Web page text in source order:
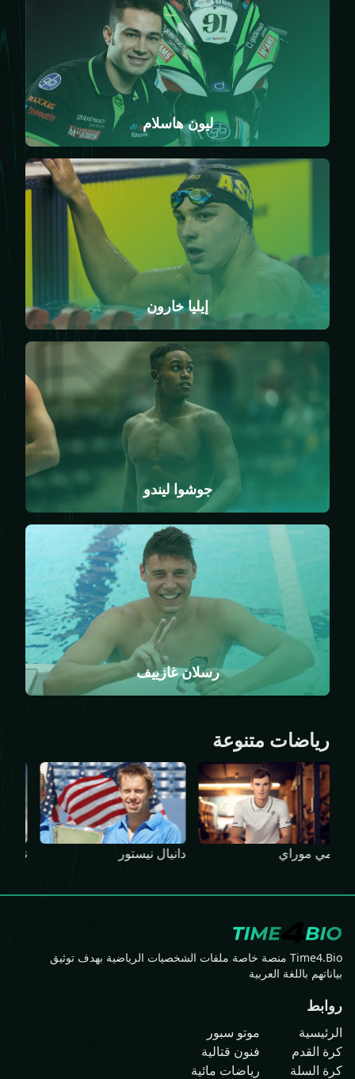
ليون هاسلام
إيليا خارون
جوشوا ليندو
رسلان غازييف
رياضات متنوعة
نيناد زيمونيتش مارسيل
Time4.Bio منصة خاصة ملفات الشخصيات الرياضية بهدف توثيق
بياناتهم باللغة العربية
روابط
الرئيسية
كرة القدم
كرة السلة
موتو سبور
فنون قتالية
رياضات مائية